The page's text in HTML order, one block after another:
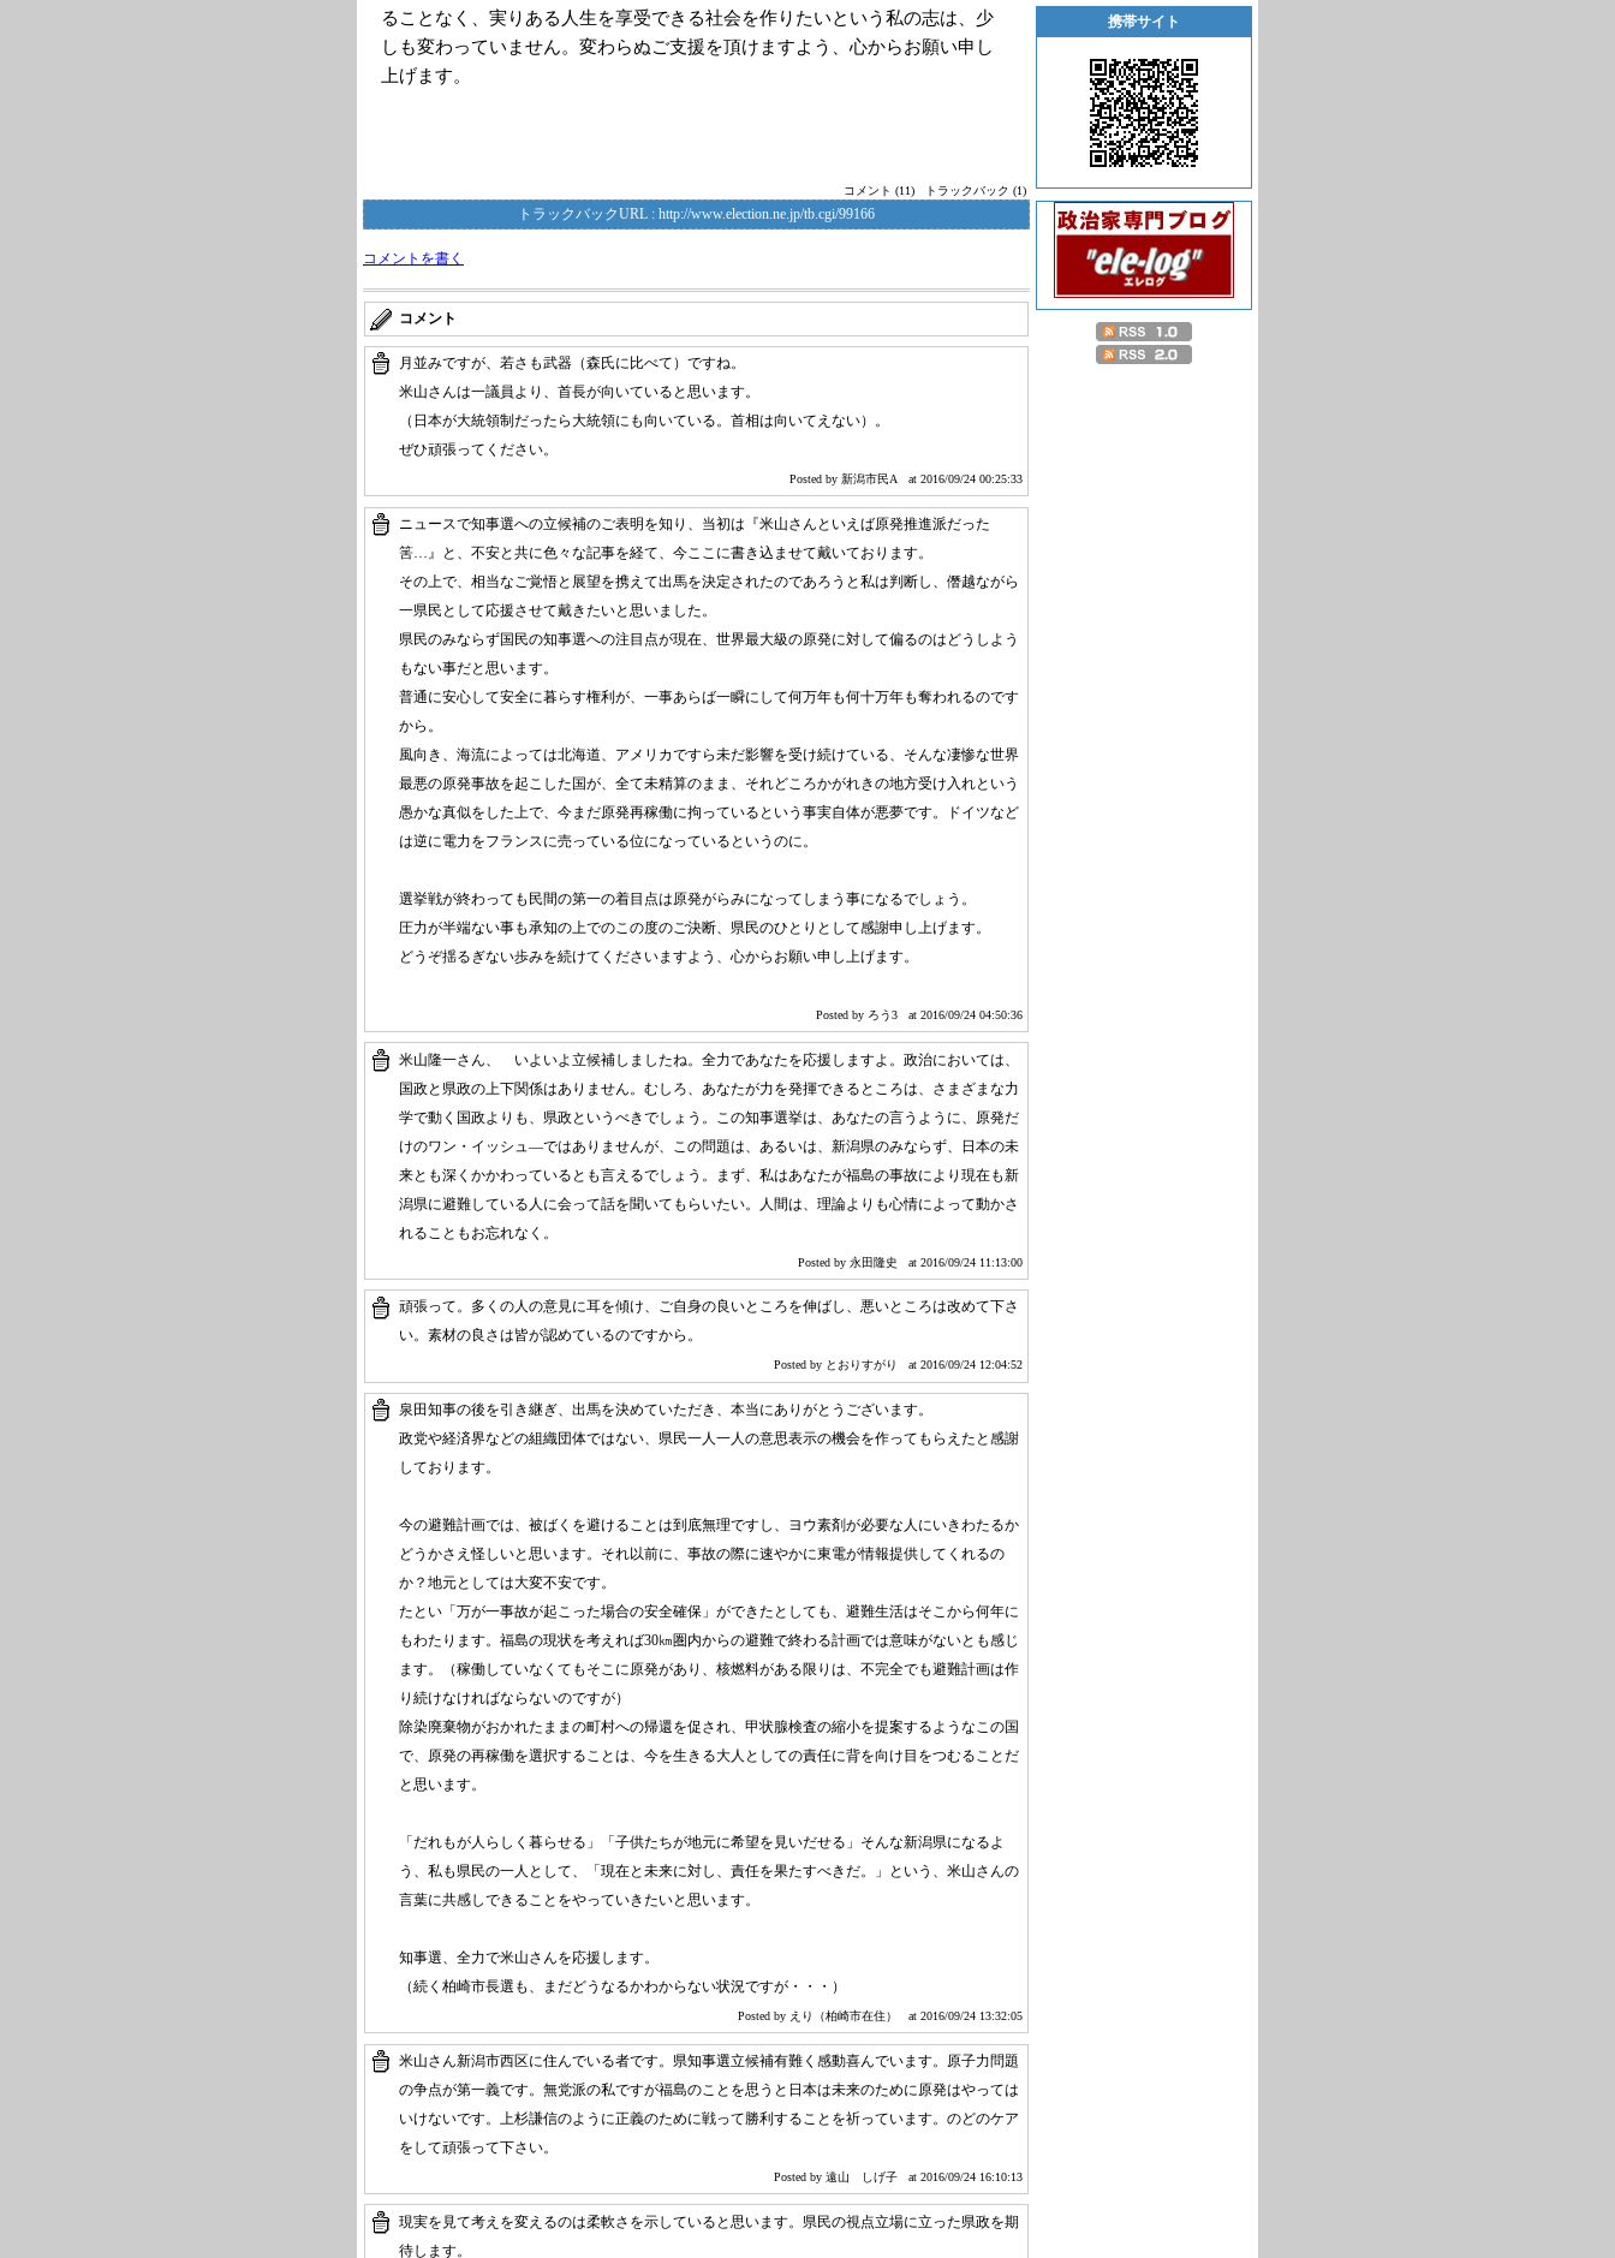
携帯サイト
ることなく、実りある人生を享受できる社会を作りたいという私の志は、少
しも変わっていません。変わらぬご支援を頂けますよう、心からお願い申し
上げます。
コメント (11) トラックバック (1)
トラックバックURL : http://www.election.ne.jp/tb.cgi/99166
コメントを書く
コメント
月並みですが、若さも武器（森氏に比べて）ですね。
米山さんは一議員より、首長が向いていると思います。
（日本が大統領制だったら大統領にも向いている。首相は向いてえない）。
ぜひ頑張ってください。
Posted by 新潟市民A at 2016/09/24 00:25:33
ニュースで知事選への立候補のご表明を知り、当初は『米山さんといえば原発推進派だった
筈…』と、不安と共に色々な記事を経て、今ここに書き込ませて戴いております。
その上で、相当なご覚悟と展望を携えて出馬を決定されたのであろうと私は判断し、僭越ながら
一県民として応援させて戴きたいと思いました。
県民のみならず国民の知事選への注目点が現在、世界最大級の原発に対して偏るのはどうしよう
もない事だと思います。
普通に安心して安全に暮らす権利が、一事あらば一瞬にして何万年も何十万年も奪われるのです
から。
風向き、海流によっては北海道、アメリカですら未だ影響を受け続けている、そんな凄惨な世界
最悪の原発事故を起こした国が、全て未精算のまま、それどころかがれきの地方受け入れという
愚かな真似をした上で、今まだ原発再稼働に拘っているという事実自体が悪夢です。ドイツなど
は逆に電力をフランスに売っている位になっているというのに。
選挙戦が終わっても民間の第一の着目点は原発がらみになってしまう事になるでしょう。
圧力が半端ない事も承知の上でのこの度のご決断、県民のひとりとして感謝申し上げます。
どうぞ揺るぎない歩みを続けてくださいますよう、心からお願い申し上げます。
Posted by ろう3 at 2016/09/24 04:50:36
米山隆一さん、 いよいよ立候補しましたね。全力であなたを応援しますよ。政治においては、
国政と県政の上下関係はありません。むしろ、あなたが力を発揮できるところは、さまざまな力
学で動く国政よりも、県政というべきでしょう。この知事選挙は、あなたの言うように、原発だ
けのワン・イッシュ―ではありませんが、この問題は、あるいは、新潟県のみならず、日本の未
来とも深くかかわっているとも言えるでしょう。まず、私はあなたが福島の事故により現在も新
潟県に避難している人に会って話を聞いてもらいたい。人間は、理論よりも心情によって動かさ
れることもお忘れなく。
Posted by 永田隆史 at 2016/09/24 11:13:00
頑張って。多くの人の意見に耳を傾け、ご自身の良いところを伸ばし、悪いところは改めて下さ
い。素材の良さは皆が認めているのですから。
Posted by とおりすがり at 2016/09/24 12:04:52
泉田知事の後を引き継ぎ、出馬を決めていただき、本当にありがとうございます。
政党や経済界などの組織団体ではない、県民一人一人の意思表示の機会を作ってもらえたと感謝
しております。
今の避難計画では、被ばくを避けることは到底無理ですし、ヨウ素剤が必要な人にいきわたるか
どうかさえ怪しいと思います。それ以前に、事故の際に速やかに東電が情報提供してくれるの
か？地元としては大変不安です。
たとい「万が一事故が起こった場合の安全確保」ができたとしても、避難生活はそこから何年に
もわたります。福島の現状を考えれば30㎞圏内からの避難で終わる計画では意味がないとも感じ
ます。（稼働していなくてもそこに原発があり、核燃料がある限りは、不完全でも避難計画は作
り続けなければならないのですが）
除染廃棄物がおかれたままの町村への帰還を促され、甲状腺検査の縮小を提案するようなこの国
で、原発の再稼働を選択することは、今を生きる大人としての責任に背を向け目をつむることだ
と思います。
「だれもが人らしく暮らせる」「子供たちが地元に希望を見いだせる」そんな新潟県になるよ
う、私も県民の一人として、「現在と未来に対し、責任を果たすべきだ。」という、米山さんの
言葉に共感しできることをやっていきたいと思います。
知事選、全力で米山さんを応援します。
（続く柏崎市長選も、まだどうなるかわからない状況ですが・・・）
Posted by えり（柏崎市在住） at 2016/09/24 13:32:05
米山さん新潟市西区に住んでいる者です。県知事選立候補有難く感動喜んでいます。原子力問題
の争点が第一義です。無党派の私ですが福島のことを思うと日本は未来のために原発はやっては
いけないです。上杉謙信のように正義のために戦って勝利することを祈っています。のどのケア
をして頑張って下さい。
Posted by 遠山 しげ子 at 2016/09/24 16:10:13
現実を見て考えを変えるのは柔軟さを示していると思います。県民の視点立場に立った県政を期
待します。